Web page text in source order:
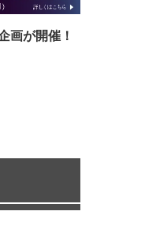
画が開催！